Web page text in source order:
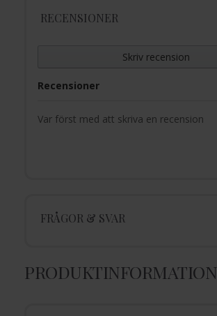
RECENSIONER
Skriv recension
Recensioner
Var först med att skriva en recension
FRÅGOR & SVAR
PRODUKTINFORMATION